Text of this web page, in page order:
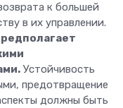
к большей
в их управлении.
Устойчивость
предотвращение
должны быть